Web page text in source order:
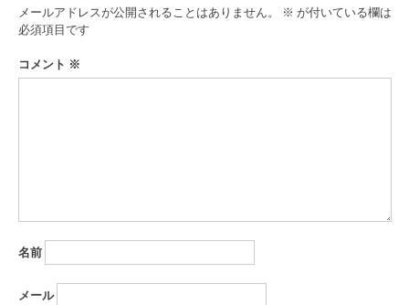
ー
シ
ョ
メールアドレスが公開されることはありません。 ※ が付いている欄は
必須項目です
コメント ※
名前
メール